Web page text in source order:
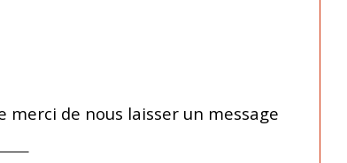
de nous laisser un message